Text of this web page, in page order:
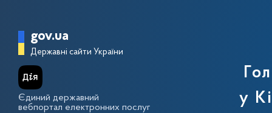
Головна сторінка Державної
gov.ua
Державні сайти України
Єдиний державний
вебпортал електронних послуг
у